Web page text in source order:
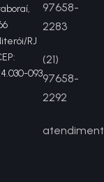
RJ
093
97658-
2283
(21)
97658-
2292